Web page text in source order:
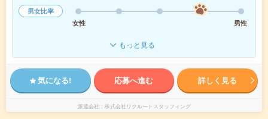
男女比率
女性
男性
もっと見る
気になる! 応募へ進む 詳しく見る
派遣会社 株式会社リクルートスタッフィング